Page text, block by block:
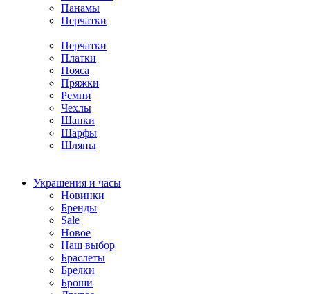
Панамы
Перчатки
Перчатки
Платки
Пояса
Пряжки
Ремни
Чехлы
Шапки
Шарфы
Шляпы
Украшения и часы
Новинки
Бренды
Sale
Новое
Наш выбор
Браслеты
Брелки
Броши